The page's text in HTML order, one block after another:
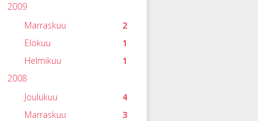
2009
2
Marraskuu
1
Elokuu
1
Helmikuu
2008
4
Joulukuu
3
Marraskuu